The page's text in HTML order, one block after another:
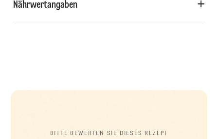
Nährwertangaben
BITTE BEWERTEN SIE DIESES REZEPT